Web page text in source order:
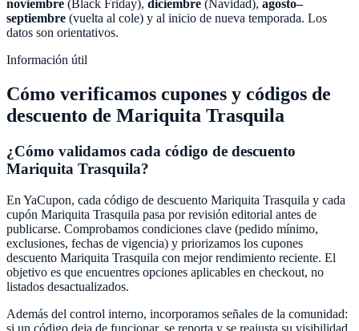
noviembre (Black Friday), diciembre (Navidad), agosto–
septiembre (vuelta al cole) y al inicio de nueva temporada. Los
datos son orientativos.
Información útil
Cómo verificamos cupones y códigos de
descuento de Mariquita Trasquila
¿Cómo validamos cada código de descuento
Mariquita Trasquila?
En YaCupon, cada código de descuento Mariquita Trasquila y cada
cupón Mariquita Trasquila pasa por revisión editorial antes de
publicarse. Comprobamos condiciones clave (pedido mínimo,
exclusiones, fechas de vigencia) y priorizamos los cupones
descuento Mariquita Trasquila con mejor rendimiento reciente. El
objetivo es que encuentres opciones aplicables en checkout, no
listados desactualizados.
Además del control interno, incorporamos señales de la comunidad:
si un código deja de funcionar, se reporta y se reajusta su visibilidad.